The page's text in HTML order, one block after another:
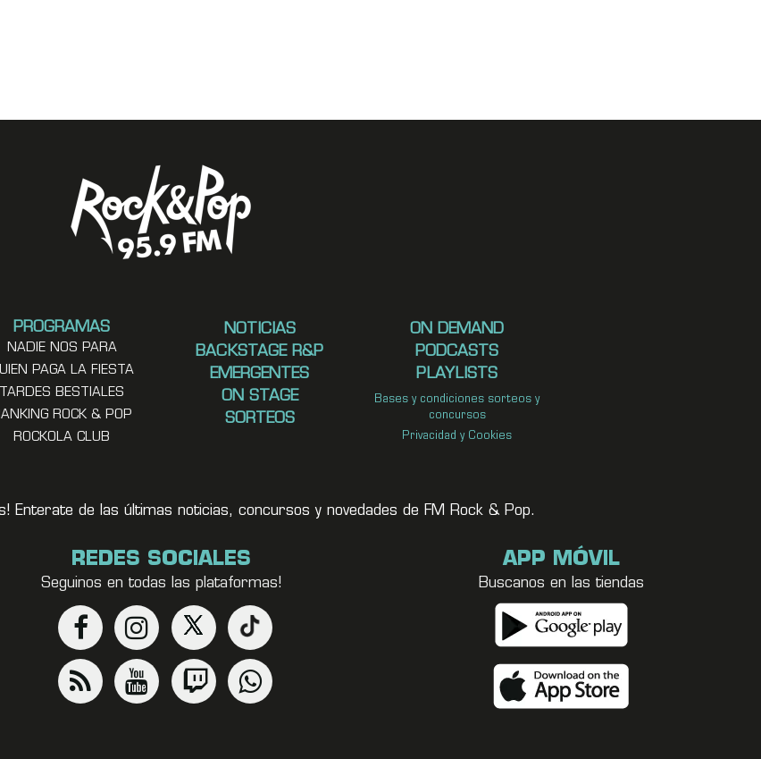
PROGRAMAS
NADIE NOS PARA
PAGA LA FIESTA
TARDES BESTIALES
ROCK & POP
ROCKOLA CLUB
NOTICIAS
BACKSTAGE R&P
EMERGENTES
ON STAGE
SORTEOS
ON DEMAND
PODCASTS
PLAYLISTS
Bases y condiciones sorteos y
concursos
Privacidad y Cookies
Enterate de las últimas noticias, concursos y novedades de FM Rock & Pop.
REDES SOCIALES
Seguinos en todas las plataformas!
APP MÓVIL
Buscanos en las tiendas